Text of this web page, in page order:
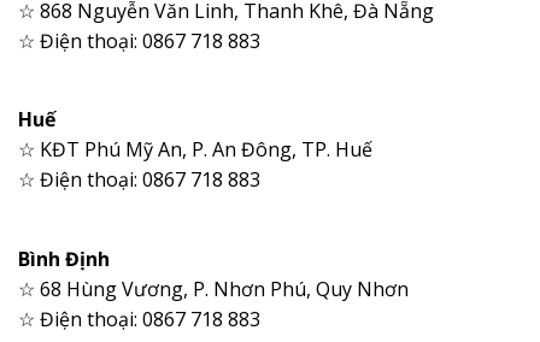
☆ 868 Nguyễn Văn Linh, Thanh Khê, Đà Nẵng
☆ Điện thoại: 0867 718 883
Huế
☆ KĐT Phú Mỹ An, P. An Đông, TP. Huế
☆ Điện thoại: 0867 718 883
Bình Định
☆ 68 Hùng Vương, P. Nhơn Phú, Quy Nhơn
☆ Điện thoại: 0867 718 883